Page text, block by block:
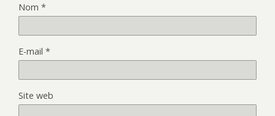
Nom *
E-mail *
Site web